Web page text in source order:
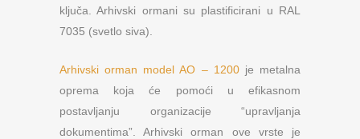
ključa. Arhivski ormani su plastificirani u RAL
7035 (svetlo siva).
Arhivski orman model AO – 1200je metalna
oprema koja će pomoći u efikasnom
postavljanju organizacije “upravljanja
dokumentima”. Arhivski orman ove vrste je